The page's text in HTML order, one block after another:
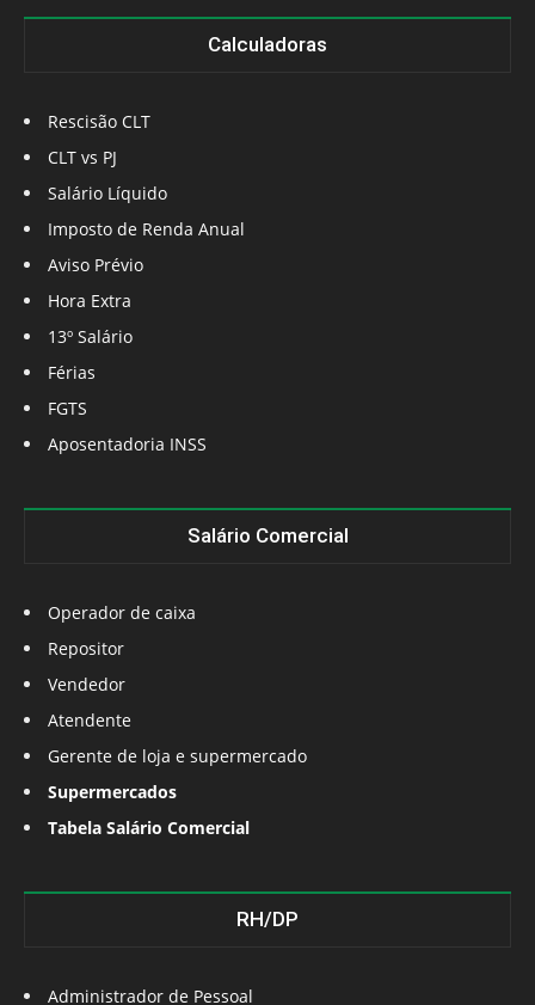
Calculadoras
Rescisão CLT
CLT vs PJ
Salário Líquido
Imposto de Renda Anual
Aviso Prévio
Hora Extra
13º Salário
Férias
FGTS
Aposentadoria INSS
Salário Comercial
Operador de caixa
Repositor
Vendedor
Atendente
Gerente de loja e supermercado
Supermercados
Tabela Salário Comercial
RH/DP
Administrador de Pessoal